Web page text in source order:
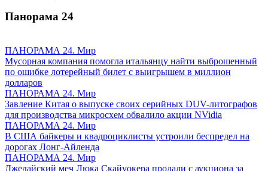
Панорама 24
ПАНОРАМА 24. Мир
Мусорная компания помогла итальянцу найти выброшенный
по ошибке лотерейный билет с выигрышем в миллион
долларов
ПАНОРАМА 24. Мир
Завление Китая о выпуске своих серийных DUV-литографов
для производства микросхем обвалило акции NVidia
ПАНОРАМА 24. Мир
В США байкеры и квадроциклисты устроили беспредел на
дорогах Лонг-Айленда
ПАНОРАМА 24. Мир
Джедайский меч Люка Скайуокера продали с аукциона за